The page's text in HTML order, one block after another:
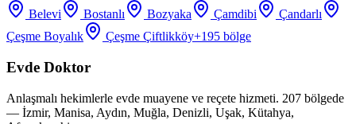
Belevi
Bostanlı Bozyaka Çamdibi
Çandarlı
Çeşme Boyalık
Çeşme Çiftlikköy+195 bölge
Evde Doktor
Anlaşmalı hekimlerle evde muayene ve reçete hizmeti. 207 bölgede
— İzmir, Manisa, Aydın, Muğla, Denizli, Uşak, Kütahya,